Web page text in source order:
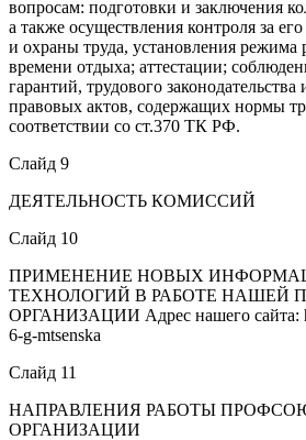
вопросам: подготовки и заключения
а также осуществления контроля за
и охраны труда, установления режима
времени отдыха; аттестации;
гарантий, трудового
правовых актов, содержащих нормы
соответствии со ст.370 ТК РФ.
Слайд 9
ДЕЯТЕЛЬНОСТЬ КОМИССИЙ
Слайд 10
ПРИМЕНЕНИЕ НОВЫХ
ТЕХНОЛОГИЙ В РАБОТЕ НАШЕЙ
ОРГАНИЗАЦИИ Адрес нашего сайта:
6-g-mtsenska
Слайд 11
НАПРАВЛЕНИЯ РАБОТЫ
ОРГАНИЗАЦИИ